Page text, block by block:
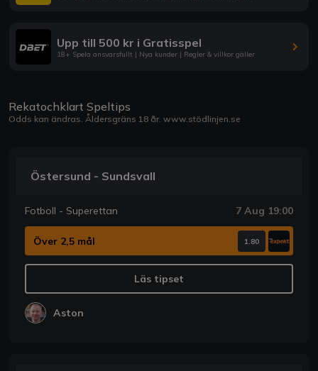
Upp till 500 kr i Gratisspel
18+ Spela ansvarsfullt | Nya kunder | Regler & villkor gäller
Rekatochklart Speltips
Odds kan ändras. Åldersgräns 18 år. www.stödlinjen.se
Östersund - Sundsvall
Fotboll - Superettan 7 Aug 19:00
Över 2,5 mål 1.80
Läs tipset
Aston